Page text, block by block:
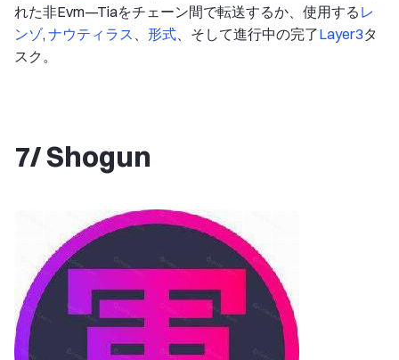
れた非Evm—Tiaをチェーン間で転送するか、使用する レ
ンゾ,ナウティラス 、 形式、そして進行中の完了Layer3タ
スク。
7/ Shogun